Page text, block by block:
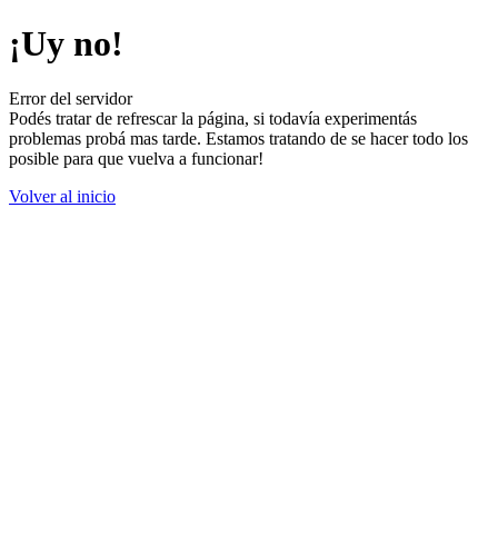
¡Uy no!
Error del servidor
Podés tratar de refrescar la página, si todavía experimentás
problemas probá mas tarde. Estamos tratando de se hacer todo los
posible para que vuelva a funcionar!
Volver al inicio